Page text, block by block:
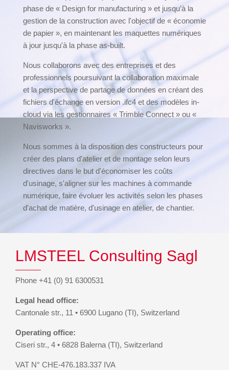
phase de « Design for manufacturing » et jusqu’à la
gestion de la construction avec l'objectif de « économie
de papier », en maintenant les maquettes numériques
à jour jusqu'à la phase as-built.
Nous collaborons avec des entreprises et des
professionnels poursuivant la collaboration maximale
et la perspective de partage de données en créant des
fichiers d'échange en version .ifc4 et des modèles in-
cloud via les gestionnaires « Trimble Connect » ou «
Navisworks ».
Nous sommes à la disposition des constructeurs pour
créer des plans d'atelier et de montage selon leurs
directives dans le but d'économiser les coûts
d'usinage, s'aligner sur les machines à commande
numérique, faire évoluer les activités selon les phases
d'achat de matière, d'usinage en atelier, de chantier.
LMSTEEL Consulting Sagl
Phone +41 (0) 91 6300531
Legal head office:
Cantonale str., 11 • 6900 Lugano (TI), Switzerland
Operating office:
Ciseri str., 4 • 6828 Balerna (TI), Switzerland
VAT N° CHE-476.183.337 IVA